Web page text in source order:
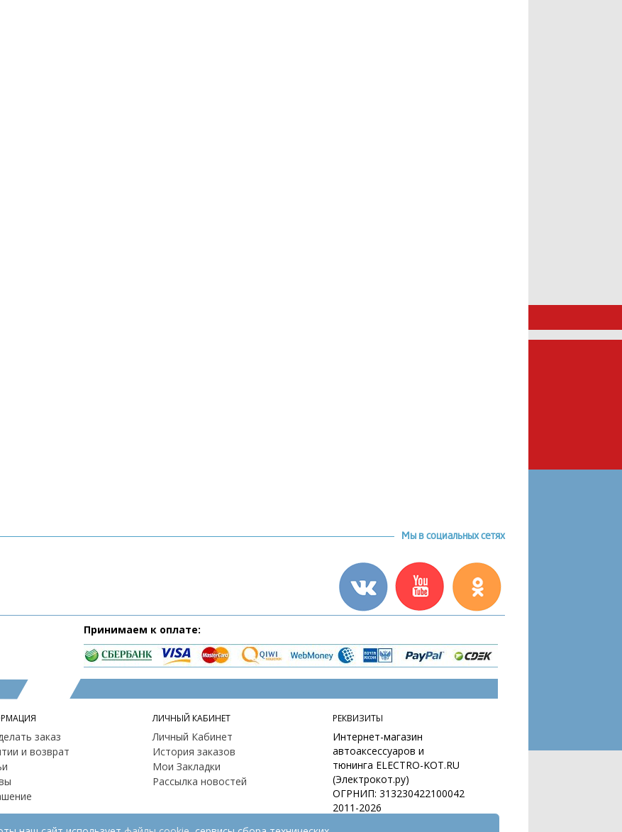
Мы в социальных сетях
Принимаем к оплате:
заказ
и возврат
ЛИЧНЫЙ КАБИНЕТ
Личный Кабинет
История заказов
Мои Закладки
Рассылка новостей
РЕКВИЗИТЫ
Интернет-магазин
автоаксессуаров и
тюнинга ELECTRO-KOT.RU
(Электрокот.ру)
ОГРНИП: 313230422100042
2011-2026